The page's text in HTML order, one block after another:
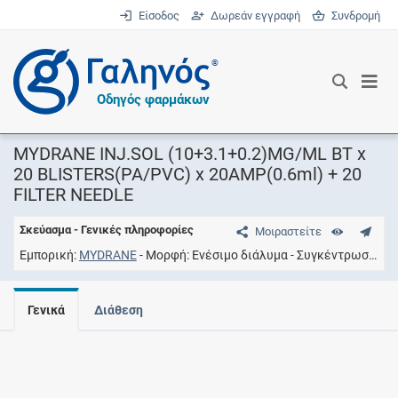
Είσοδος Δωρεάν εγγραφή Συνδρομή
®
Οδηγός φαρμάκων
MYDRANE INJ.SOL (10+3.1+0.2)MG/ML BT x
20 BLISTERS(PA/PVC) x 20AMP(0.6ml) + 20
FILTER NEEDLE
Μοιραστείτε
Σκεύασμα - Γενικές πληροφορίες
Εμπορική MYDRANE Μορφή Ενέσιμο διάλυμα Συγκέντρωση
Γενικά Διάθεση